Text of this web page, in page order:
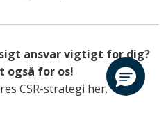
ansvar vigtigt for dig?
også for os!
CSR-strategi her.